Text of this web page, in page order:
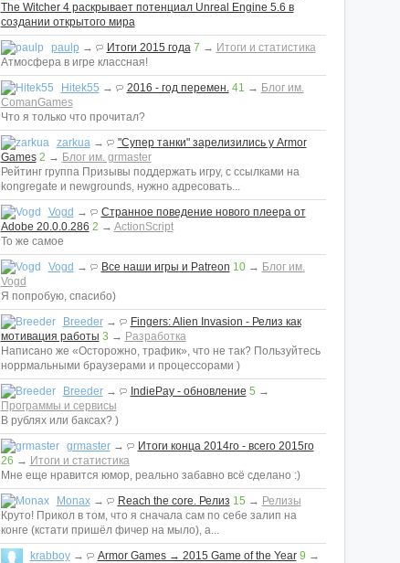
The Witcher 4 раскрывает потенциал Unreal Engine 5.6 в
создании открытого мира
paulp → Итоги 2015 года 7 → Итоги и статистика
Атмосфера в игре классная!
Hitek55 → 2016 - год перемен. 41 → Блог им.
ComanGames
Что я только что прочитал?
zarkua→
"Супер танки" зарелизились у Armor
Games 2 → Блог им. grmaster
Рейтинг группа Призывы поддержать игру, с ссылками на
kongregate и newgrounds, нужно адресовать...
Vogd →
Странное поведение нового плеера от
Adobe 20.0.0.286 2 → ActionScript
То же самое
Vogd → Все наши игры и Patreon 10→ Блог им.
Vogd
Я попробую, спасибо)
Breeder→
Fingers: Alien Invasion - Релиз как
мотивация работы 3 → Разработка
Написано же «Осторожно, трафик», что не так? Пользуйтесь
норрмальными браузерами и процессорами )
Breeder→ IndiePay - обновление 5 →
Программы и сервисы
В рублях или баксах? )
grmaster→
Итоги конца 2014го - всего 2015го
26 → Итоги и статистика
Мне еще нравится юмор, реально забавно всё сделано :)
Monax→ Reach the core. Релиз 15 → Релизы
Круто! Прикол в том, что я сначала сам по себе залип на
конге (кстати пришёл фичер на мыло), а...
krabboy→ Armor Games → 2015 Game of the Year 9 →